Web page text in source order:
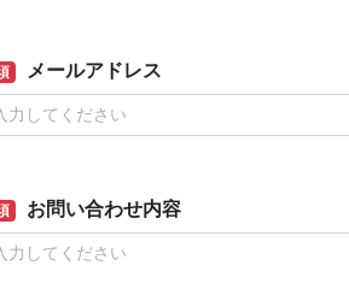
メールアドレス
お問い合わせ内容